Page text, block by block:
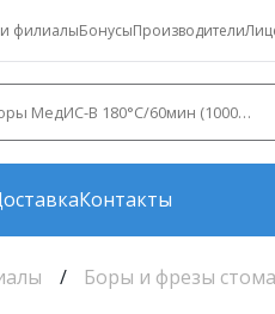
филиалыБонусыПроизводители
Контакты
Боры и фрезы